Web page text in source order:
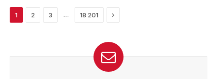
1 2 3 … 18 201 Next